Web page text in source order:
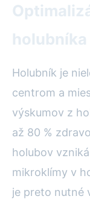
Holubník je
centrom a
výskumov z
až 80 %
holubov
mikroklímy v
je preto nutné